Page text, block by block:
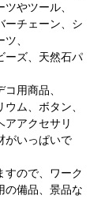
やツール、
ーチェーン、シ
、
ーズ、天然石パ
用商品、
ム、ボタン、
アアクセサリ
がいっぱいで
すので、ワーク
の備品、景品な